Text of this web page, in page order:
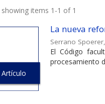
items 1-1 of 1
Artículo
La nueva
Serrano
El Código
procesamiento